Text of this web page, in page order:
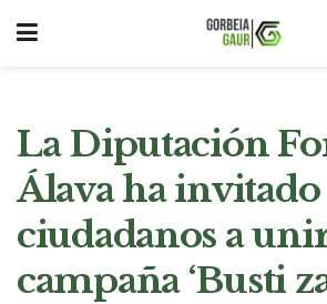
La Diputación
Álava ha invitado
ciudadanos a
campaña ‘Busti